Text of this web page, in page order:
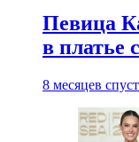
Певица
в платье
8 месяцев